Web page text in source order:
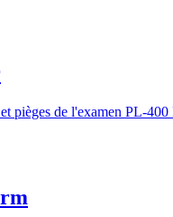
pièges de l'examen PL-